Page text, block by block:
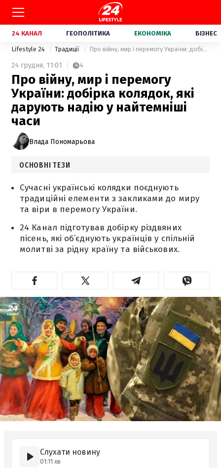
24 КАНАЛ ГЕОПОЛІТИКА ЕКОНОМІКА БІЗНЕС
Lifestyle 24 Традиції Про війну, мир і перемогу України: добірка колядок, які дарують надію у найтемніші часи
24 грудня, 11:01 4
Про війну, мир і перемогу
України: добірка колядок, які
дарують надію у найтемніші
часи
Влада Пономарьова
ОСНОВНІ ТЕЗИ
Сучасні українські колядки поєднують
традиційні елементи з закликами до миру
та віри в перемогу України.
24 Канал підготував добірку різдвяних
пісень, які об’єднують українців у спільній
молитві за рідну країну та військових.
Слухати новину
01:11 хв